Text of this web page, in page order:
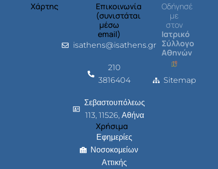
Χάρτης
Επικοινωνία
(συνιστάται
μέσω
email)
isathens@isathens.gr
210
3816404
Σεβαστουπόλεως
113, 11526, Αθήνα
Χρήσιμα
Εφημερίες
Νοσοκομείων
Αττικής
Οδήγησέ
με
στον
Ιατρικό
Σύλλογο
Αθηνών
Sitemap